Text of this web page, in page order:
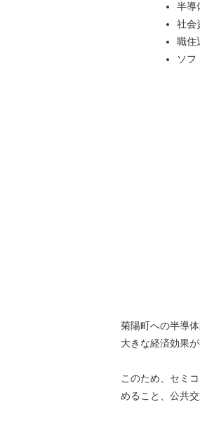
半導
社会
職住
ソフ
菊陽町への半導
大きな経済効果
このため、セミ
めること、公共